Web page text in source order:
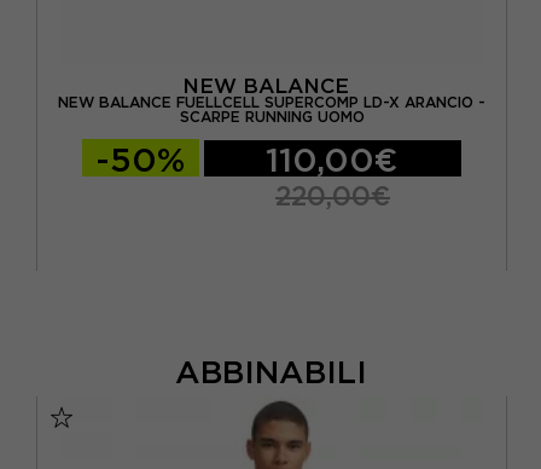
NEW BALANCE
NEW BALANCE FUELLCELL SUPERCOMP LD-X ARANCIO -
SCARPE RUNNING UOMO
-50% 110,00€
220,00€
ABBINABILI